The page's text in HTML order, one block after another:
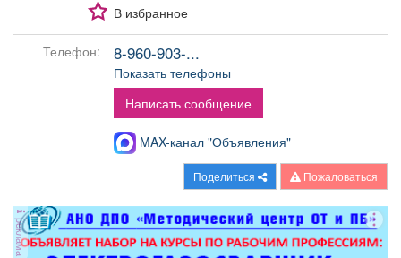
В избранное
Телефон: 8-960-903-...
Показать телефоны
Написать сообщение
MAX-канал "Объявления"
Поделиться Пожаловаться
реклама